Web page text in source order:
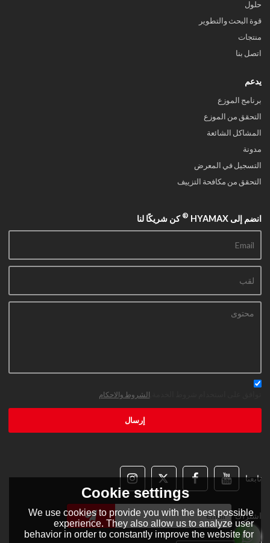
حلول
قوة البحث والتطوير
منتجات
اتصل بنا
يدعم
برنامج الموزع
التحقق من الموزع
المشاكل الشائعة
مدونة
التسجيل في المعرض
التحقق من مكافحة التزييف
انضم إلى HYAMAX ® كن شريكًا لنا
الشروط والاحكام
إرسال
تابعنا
اشتراك
Cookie settings
We use cookies to provide you with the best possible
experience. They also allow us to analyze user
behavior in order to constantly improve the website for